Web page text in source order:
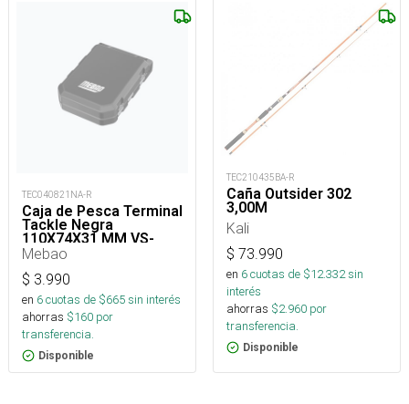
TEC040821NA-R
Caja de Pesca Terminal
Tackle Negra
110X74X31 MM VS-
1174X
Mebao
$ 3.990
en 6cuotas de $665sin interés
ahorras $160 por
transferencia.
Disponible
TEC210435BA-R
Caña Outsider 302
3,00M
Kali
$ 73.990
en 6cuotas de $12.332sin
interés
ahorras $2.960 por
transferencia.
Disponible